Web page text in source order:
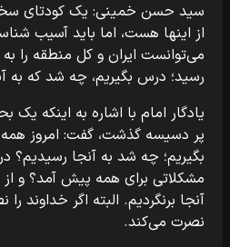
سید حسن خمینی: یک کودتای
از اینها هست، اما باید آسیب
می‌توانست ایران و کل منطقه را
رسید؛ درس بگیریم، چه شد که به
یادگار امام با اشاره به اینکه
پر دسیسه گذشت، گفت: امروز
بگیریم؛ چه شد به آنجا رسیدیم؟
مشکلاتی برای همه پیش آمد؟ و
آنجا برنگردیم. البته اگر خداوند
نصرت می‌کند.